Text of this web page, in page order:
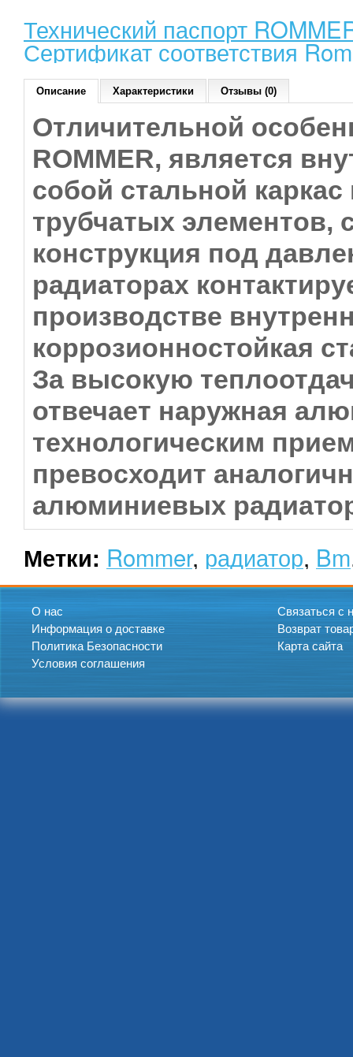
Технический паспорт
Сертификат соответствия
Описание Характеристики Отзывы (0)
Отличительной
ROMMER, является
собой стальной
трубчатых элементов,
конструкция под
радиаторах
производстве
коррозионностойкая
За высокую
отвечает наружная
технологическим
превосходит
алюминиевых
Метки: Rommer, радиатор, Bm
О нас
Информация о доставке
Политика Безопасности
Условия соглашения
Связаться с
Возврат
Карта сайта